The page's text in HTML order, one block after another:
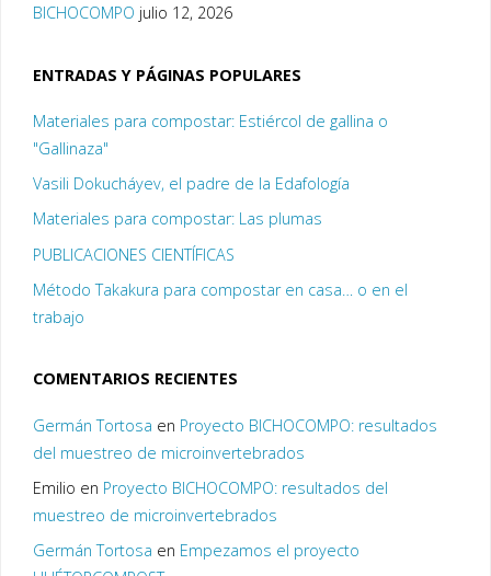
BICHOCOMPO julio 12, 2026
ENTRADAS Y PÁGINAS POPULARES
Materiales para compostar: Estiércol de gallina o
"Gallinaza"
Vasili Dokucháyev, el padre de la Edafología
Materiales para compostar: Las plumas
PUBLICACIONES CIENTÍFICAS
Método Takakura para compostar en casa… o en el
trabajo
COMENTARIOS RECIENTES
Germán Tortosa en Proyecto BICHOCOMPO: resultados
del muestreo de microinvertebrados
Emilio en Proyecto BICHOCOMPO: resultados del
muestreo de microinvertebrados
Germán Tortosa en Empezamos el proyecto